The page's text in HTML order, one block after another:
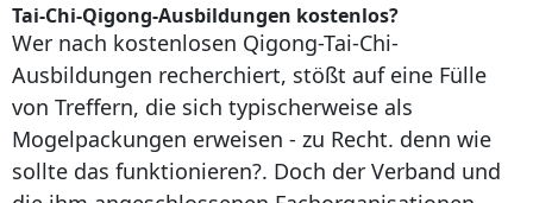
Tai-Chi-Qigong-Ausbildungen kostenlos?
Wer nach kostenlosen Qigong-Tai-Chi-
Ausbildungen recherchiert, stößt auf eine Fülle
von Treffern, die sich typischerweise als
Mogelpackungen erweisen - zu Recht. denn wie
sollte das funktionieren?. Doch der Verband und